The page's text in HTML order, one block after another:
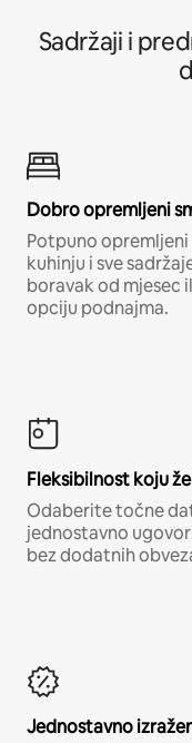
Sadržaji i
Dobro opremljeni
Potpuno
kuhinju i sve
boravak od mjesec
opciju podnajma.
Fleksibilnost koju
Odaberite točne
jednostavno
bez dodatnih
Jednostavno